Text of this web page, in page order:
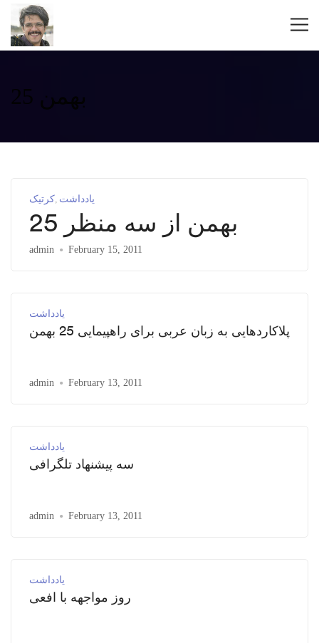
25 بهمن
کرتیک یادداشت
25 بهمن از سه منظر
admin February 15, 2011
یادداشت
پلاکاردهایی به زبان عربی برای راهپیمایی 25 بهمن
admin February 13, 2011
یادداشت
سه پیشنهاد تلگرافی
admin February 13, 2011
یادداشت
روز مواجهه با افعی